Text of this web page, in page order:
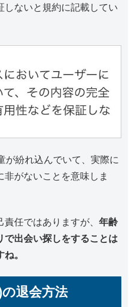
しないと規約に記載してい
が紛れ込んでいて、実際に
がないことを意味しま
責任ではありますが、年齢
で出会い探しをすることは
。
退会方法